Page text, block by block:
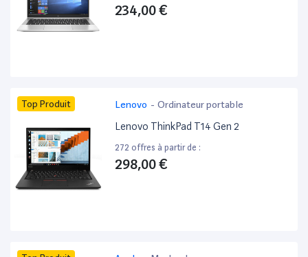
234,00 €
Top Produit Lenovo - Ordinateur portable
Lenovo ThinkPad T14 Gen 2
272 offres à partir de :
298,00 €